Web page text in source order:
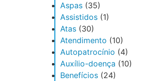
Aspas (35)
Assistidos (1)
Atas (30)
Atendimento (10)
Autopatrocínio (4)
Auxílio-doença (10)
Benefícios (24)